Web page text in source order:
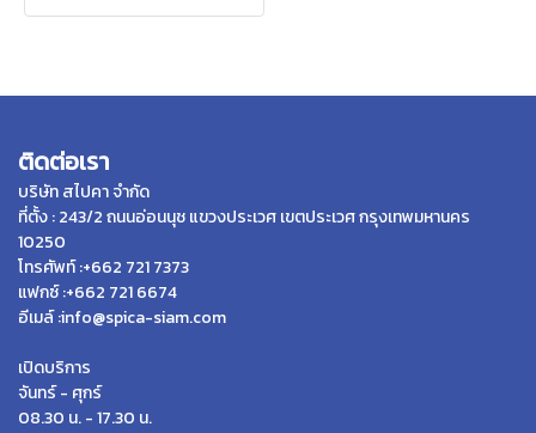
ติดต่อเรา
บริษัท สไปคา จำกัด
ที่ตั้ง : 243/2 ถนนอ่อนนุช แขวงประเวศ เขตประเวศ กรุงเทพมหานคร
10250
โทรศัพท์ :+662 721 7373
แฟกซ์ :+662 721 6674
อีเมล์ :info@spica-siam.com
เปิดบริการ
จันทร์ - ศุกร์
08.30 น. - 17.30 น.